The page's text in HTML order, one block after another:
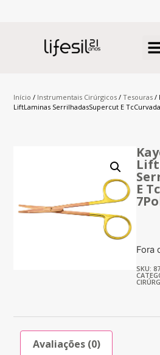
Início / Instrumentais Cirúrgicos /Tesouras /
LiftLaminas SerrilhadasSupercut E
E
Fora
SKU:
Avaliações (0)